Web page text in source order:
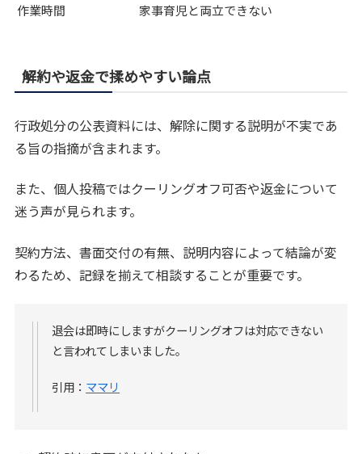
作業時間
家事育児と両立できない
解約や返金で揉めやすい論点
行政処分の公表資料には、解除に関する説明が不実であ
る旨の指摘が含まれます。
また、個人投稿ではクーリングオフ可否や返金について
迷う声が見られます。
契約方法、書面交付の有無、説明内容によって結論が変
わるため、記録を揃えて相談することが重要です。
退会は即時にしますがクーリングオフは対応できない
と言われてしまいました。
引用： ママリ